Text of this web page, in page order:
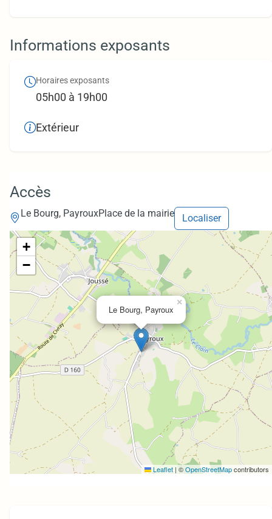
Informations exposants
Horaires exposants
05h00 à 19h00
Extérieur
Accès
Le Bourg, PayrouxPlace de la mairie Localiser
Le Bourg, Payroux
×
+
−
Leaflet| ©OpenStreetMapcontributors